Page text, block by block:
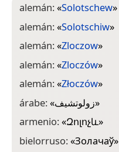
alemán:«Solotschew»
alemán:«Solotschiw»
alemán:«Zloczow»
alemán:«Zloczów»
alemán:«Złoczów»
árabe:«زولوتشيف»
armenio:«Զոլոչև»
bielorruso:«Золачаў»